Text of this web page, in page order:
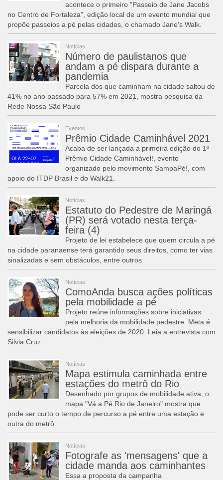
acontece o primeiro "Passeio de Jane Jacobs
no Centro de Fortaleza", edição local de um evento mundial que
propõe passeios a pé pelas cidades, o chamado Jane's Walk.
Notícias
Número de paulistanos que
andam a pé dispara durante a
pandemia
Parcela dos que caminham na cidade saltou de
41% no ano passado para 57% em 2021, mostra pesquisa da
Rede Nossa São Paulo
Eventos
Prêmio Cidade Caminhável 2021
Acaba de ser lançada a primeira edição do 1º
Prêmio Cidade Caminhável!, evento
organizado pelo movimento SampaPé!, com
apoio do ITDP Brasil e do Walk21.
Notícias
Estatuto do Pedestre de Maringá
(PR) será votado nesta terça-
feira (4)
Projeto de lei estabelece que quem circula a pé
na cidade paranaense terá garantido seus direitos, como ter vias
sinalizadas e sem obstáculos, entre outros
Notícias
ComoAnda busca ações políticas
pela mobilidade a pé
Projeto reúne informações sobre iniciativas
pela melhoria da mobilidade pedestre. Meta é
sensibilizar candidatos às eleições de 2020. Leia a entrevista com
Silvia Cruz
Notícias
Mapa estimula caminhada entre
estações do metrô do Rio
Desenhado por grupos de mobilidade ativa, o
mapa "Vá a Pé Rio de Janeiro" mostra que
pode ser curto o tempo de percurso a pé entre uma estação e
outra do metrô
Notícias
Fotografe as 'mensagens' que a
cidade manda aos caminhantes
Essa a proposta da campanha